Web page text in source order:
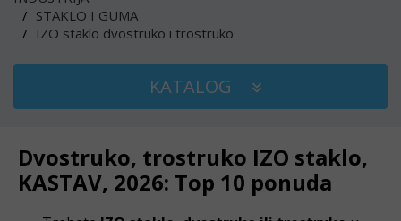
STAKLO I GUMA
IZO staklo dvostruko i trostruko
KATALOG
Dvostruko, trostruko IZO staklo,
KASTAV, 2026: Top 10 ponuda